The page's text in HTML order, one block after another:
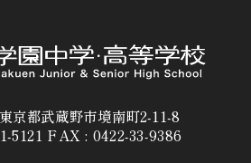
京都武蔵野市境南町2-11-8
5121 FAX : 0422-33-9386